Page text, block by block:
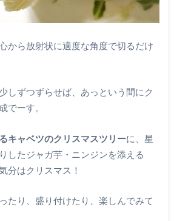
から放射状に適度な角度で切るだけ
しずつずらせば、あっという間にク
でーす。
キャベツのクリスマスツリーに、星
したジャガ芋・ニンジンを添える
分はクリスマス！
たり、盛り付けたり、楽しんでみて